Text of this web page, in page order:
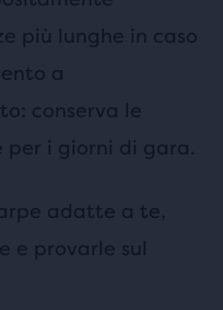
più lunghe in caso
a
conserva le
per i giorni di gara.
adatte a te,
e provarle sul